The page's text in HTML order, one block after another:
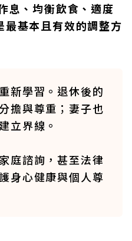
息、均衡飲食、適度
基本且有效的調整方
新學習。退休後的
擔與尊重；妻子也
立界線。
庭諮詢，甚至法律
身心健康與個人尊